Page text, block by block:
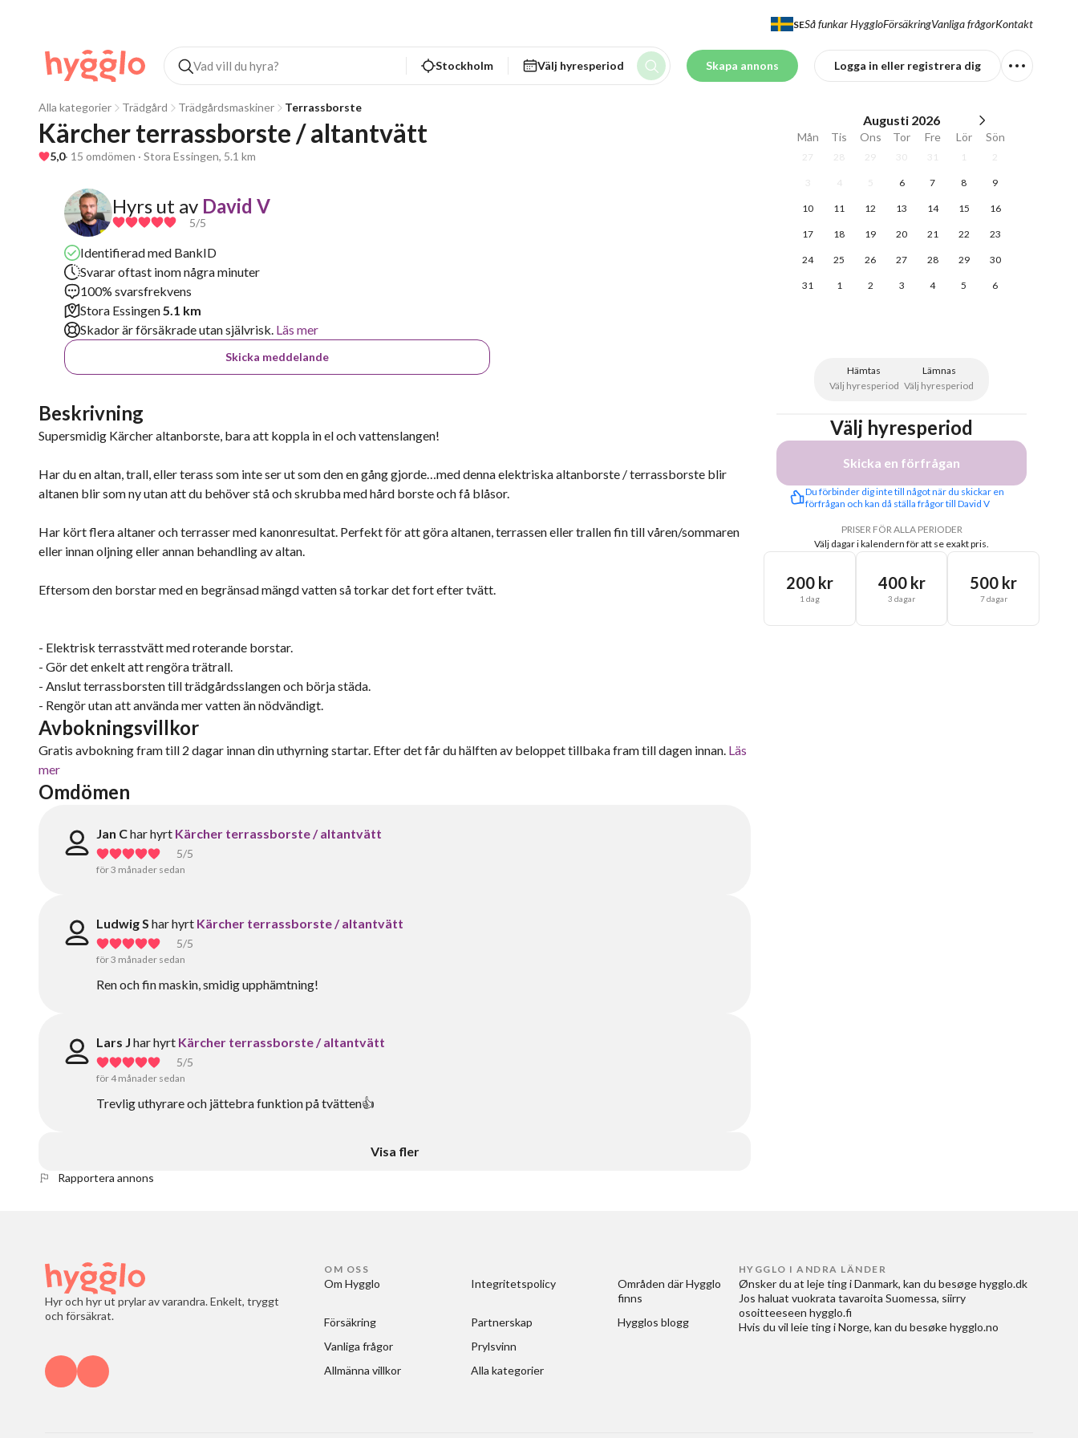
SESå funkar HyggloFörsäkringVanliga frågorKontakt
Stockholm Välj hyresperiod Skapa annons Logga in eller registrera dig
Alla kategorier Trädgård Trädgårdsmaskiner Terrassborste
Kärcher terrassborste / altantvätt
5,0· 15 omdömen · Stora Essingen, 5.1 km
Hyrs ut av David V
5/5
Identifierad med BankID
Svarar oftast inom några minuter
100% svarsfrekvens
Stora Essingen5.1 km
Skador är försäkrade utan självrisk. Läs mer
Skicka meddelande
Beskrivning
Supersmidig Kärcher altanborste, bara att koppla in el och vattenslangen!
Har du en altan, trall, eller terass som inte ser ut som den en gång gjorde…med denna elektriska altanborste / terrassborste blir
altanen blir som ny utan att du behöver stå och skrubba med hård borste och få blåsor.
Har kört flera altaner och terrasser med kanonresultat. Perfekt för att göra altanen, terrassen eller trallen fin till våren/sommaren
eller innan oljning eller annan behandling av altan.
Eftersom den borstar med en begränsad mängd vatten så torkar det fort efter tvätt.
- Elektrisk terrasstvätt med roterande borstar.
- Gör det enkelt att rengöra trätrall.
- Anslut terrassborsten till trädgårdsslangen och börja städa.
- Rengör utan att använda mer vatten än nödvändigt.
Avbokningsvillkor
Gratis avbokning fram till 2 dagar innan din uthyrning startar. Efter det får du hälften av beloppet tillbaka fram till dagen innan. Läs
mer
Omdömen
Jan Char hyrt Kärcher terrassborste / altantvätt
5/5
för 3 månader sedan
Ludwig S har hyrt Kärcher terrassborste / altantvätt
5/5
för 3 månader sedan
Ren och fin maskin, smidig upphämtning!
Lars J har hyrt Kärcher terrassborste / altantvätt
5/5
för 4 månader sedan
Trevlig uthyrare och jättebra funktion på tvätten👍
Visa fler
Augusti 2026
Mån Tis Ons Tor Fre Lör Sön
27 28 29 30 31 1 2
3 4 5 6 7 8 9
10 11 12 13 14 15 16
17 18 19 20 21 22 23
24 25 26 27 28 29 30
31 1 2 3 4 5 6
Hämtas
Välj hyresperiod
Lämnas
Välj hyresperiod
Välj hyresperiod
Skicka en förfrågan
Du förbinder dig inte till något när du skickar en
förfrågan och kan då ställa frågor till David V
PRISER FÖR ALLA PERIODER
Välj dagar i kalendern för att se exakt pris.
200 kr
1 dag
400 kr
3 dagar
500 kr
7 dagar
Rapportera annons
Hyr och hyr ut prylar av varandra. Enkelt, tryggt
och försäkrat.
OM OSS
Om Hygglo
Försäkring
Vanliga frågor
Allmänna villkor
Integritetspolicy
Partnerskap
Prylsvinn
Alla kategorier
Områden där Hygglo
finns
Hygglos blogg
HYGGLO I ANDRA LÄNDER
Ønsker du at leje ting i Danmark, kan du besøge hygglo.dk
Jos haluat vuokrata tavaroita Suomessa, siirry
osoitteeseen hygglo.fi
Hvis du vil leie ting i Norge, kan du besøke hygglo.no